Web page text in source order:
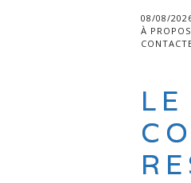
08/08/
À PROPOS